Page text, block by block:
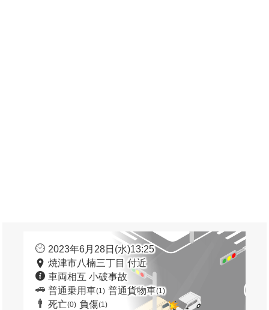
2023年6月28日(水)13:25
焼津市八楠三丁目 付近
車両相互 小破事故
普通乗用車(1) 普通貨物車(1)
死亡(0) 負傷(1)